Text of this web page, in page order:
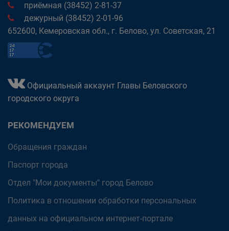
приёмная (38452) 2-81-37
дежурный (38452) 2-01-96
652600, Кемеровская обл., г. Белово, ул. Советская, 21
Официальный аккаунт Главы Беловского
городского округа
РЕКОМЕНДУЕМ
Обращения граждан
Паспорт города
Отдел "Мои документы" город Белово
Политика в отношении обработки персональных
данных на официальном интернет-портале